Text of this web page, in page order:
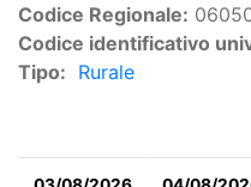
Codice Regionale
Codice identificativo
Tipo
Rurale